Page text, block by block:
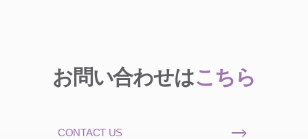
お問い合わせはこちら
CONTACT US